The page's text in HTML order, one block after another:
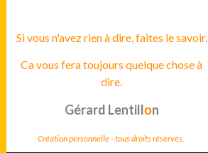
Si vous n'avez rien à dire, faites le savoir.
Ca vous fera toujours quelque chose à
dire.
Gérard Lentillon
Création personnelle - tous droits réservés.